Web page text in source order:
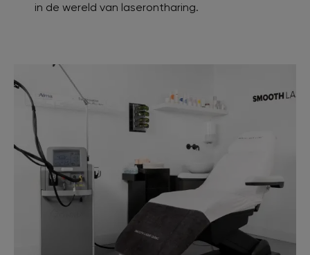
in de wereld van laserontharing.